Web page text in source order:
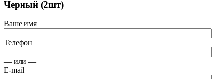
Черный (2шт)
Ваше имя
Телефон
— или —
E-mail